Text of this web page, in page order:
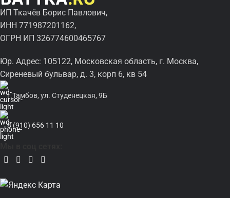
ИП Ткачёв Борис Павлович,
ИНН 771987201162,
ОГРН ИП 326774600465767
Юр. Адрес: 105122, Московская область, г. Москва,
Сиреневый бульвар, д. 3, корп 6, кв 54
г.Тамбов, ул. Студенецкая, 9Б
8 (910) 656 11 10